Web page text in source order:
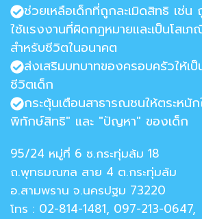
ช่วยเหลือเด็กที่ถูกละเมิดสิทธิ เช่
ใช้แรงงานที่ผิดกฎหมายและเป็นโสเภ
สำหรับชีวิตในอนาคต
ส่งเสริมบทบาทของครอบครัวให้เ
ชีวิตเด็ก
กระตุ้นเตือนสาธารณชนให้ตระหนั
พิทักษ์สิทธิ" และ "ปัญหา" ของเด็ก
95/24 หมู่ที่ 6 ซ.กระทุ่มล้ม 18
ถ.พุทธมณฑล สาย 4 ต.กระทุ่มล้ม
อ.สามพราน จ.นครปฐม 73220
โทร : 02-814-1481, 097-213-0647,